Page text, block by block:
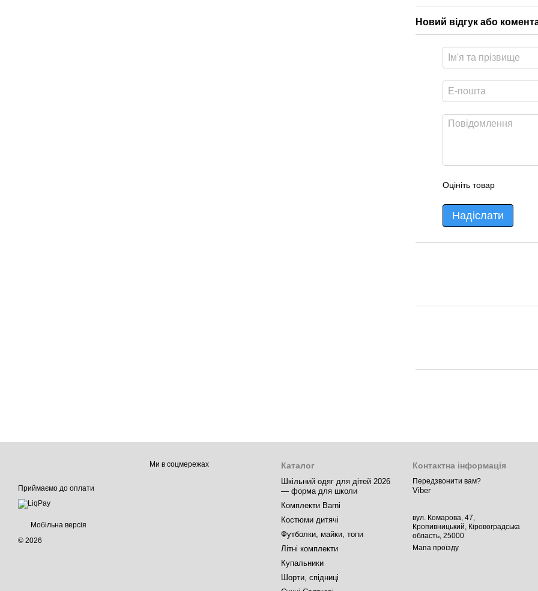
Новий відгук або
Оцініть товар
Надіслати
Приймаємо до оплати
Мобільна версія
© 2026
Ми в соцмережах Каталог
Шкільний одяг для дітей 2026
— форма для школи
Комплекти Barni
Костюми дитячі
Футболки, майки, топи
Літні комплекти
Купальники
Шорти, спідниці
Контактна інформація
Передзвонити вам?
Viber
вул. Комарова, 47,
Кропивницький, Кіровоградська
область, 25000
Мапа проїзду